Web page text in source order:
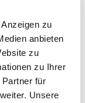
zu
anbieten
zu
zu Ihrer
für
Unsere